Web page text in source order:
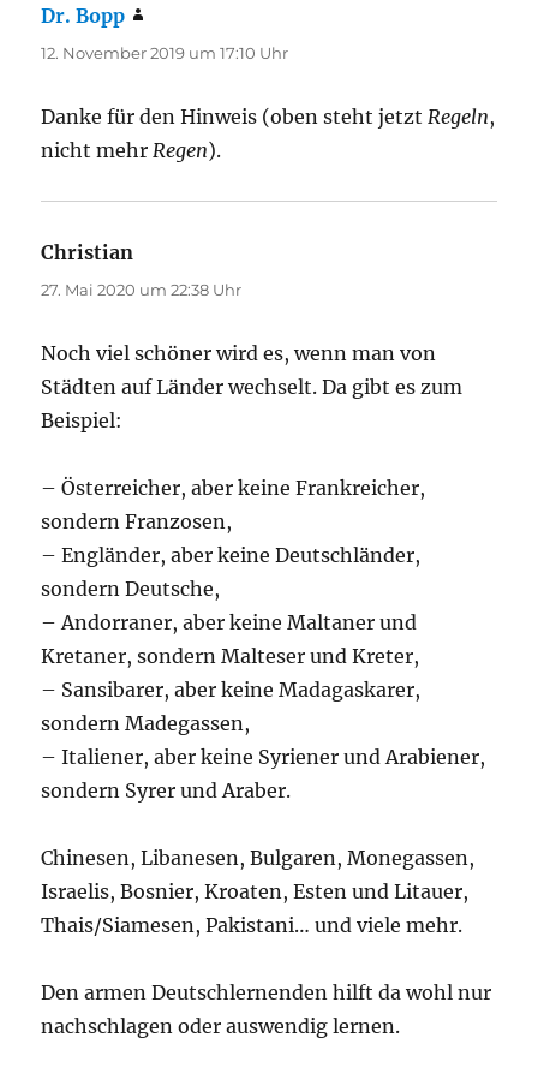
Dr. Bopp
12. November 2019 um 17:10 Uhr
Danke für den Hinweis (oben steht jetztRegeln,
nicht mehrRegen).
Christian
27. Mai 2020 um 22:38 Uhr
Noch viel schöner wird es, wenn man von
Städten auf Länder wechselt. Da gibt es zum
Beispiel:
– Österreicher, aber keine Frankreicher,
sondern Franzosen,
– Engländer, aber keine Deutschländer,
sondern Deutsche,
– Andorraner, aber keine Maltaner und
Kretaner, sondern Malteser und Kreter,
– Sansibarer, aber keine Madagaskarer,
sondern Madegassen,
– Italiener, aber keine Syriener und Arabiener,
sondern Syrer und Araber.
Chinesen, Libanesen, Bulgaren, Monegassen,
Israelis, Bosnier, Kroaten, Esten und Litauer,
Thais/Siamesen, Pakistani… und viele mehr.
Den armen Deutschlernenden hilft da wohl nur
nachschlagen oder auswendig lernen.